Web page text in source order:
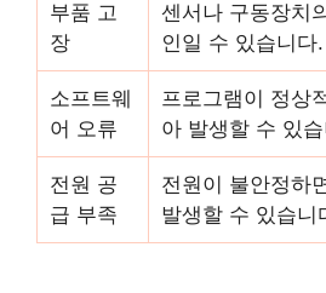
부품 고
장
센서나 구동장치
인일 수 있습니다.
소프트웨
어 오류
프로그램이 정상
아 발생할 수 있
전원 공
급 부족
전원이 불안정하
발생할 수 있습니